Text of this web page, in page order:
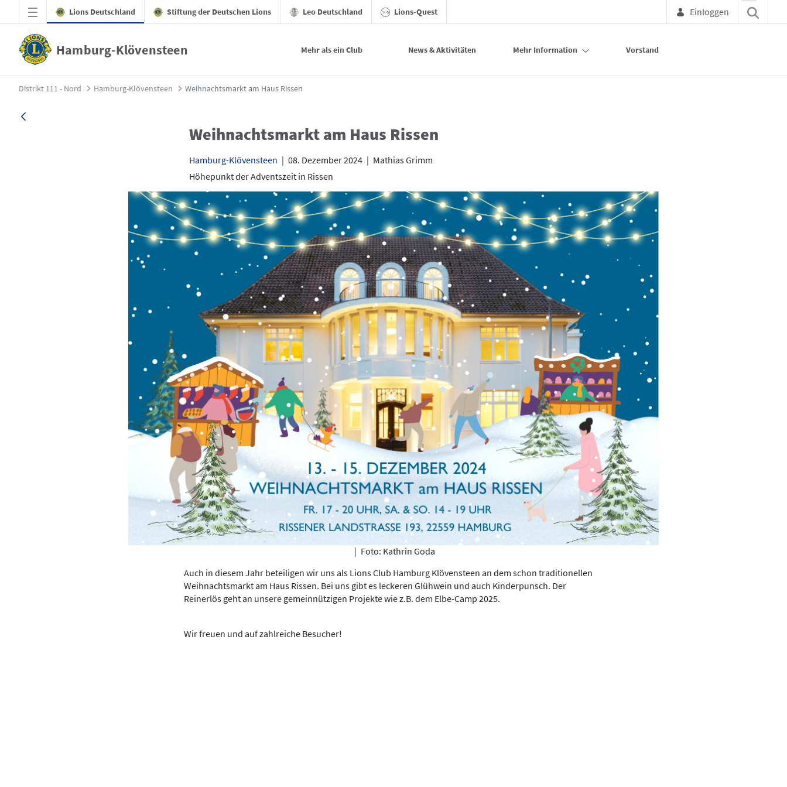
Zum Hauptinhalt springen
Lions Deutschland Stiftung der Deutschen Lions Leo Deutschland Lions-Quest Einloggen
Hamburg-Klövensteen Mehr als ein Club News & Aktivitäten Mehr Information Vorstand
Weihnachtsmarkt am Haus Rissen - Hamburg-Klövensteen
Distrikt 111 - Nord Hamburg-Klövensteen Weihnachtsmarkt am Haus Rissen
Weihnachtsmarkt am Haus Rissen
Hamburg-Klövensteen | 08. Dezember 2024 | Mathias Grimm
Höhepunkt der Adventszeit in Rissen
| Foto: Kathrin Goda
Auch in diesem Jahr beteiligen wir uns als Lions Club Hamburg Klövensteen an dem schon traditionellen
Weihnachtsmarkt am Haus Rissen. Bei uns gibt es leckeren Glühwein und auch Kinderpunsch. Der
Reinerlös geht an unsere gemeinnützigen Projekte wie z.B. dem Elbe-Camp 2025.
Wir freuen und auf zahlreiche Besucher!